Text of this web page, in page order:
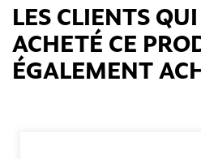
LES CLIENTS
ACHETÉ CE
ÉGALEMENT